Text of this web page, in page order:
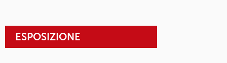
ESPOSIZIONE